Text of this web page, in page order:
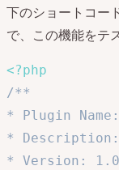
下のショートコー
で、この機能をテ
<?php
/**
* Plugin
* Description:
* Version: 1.0